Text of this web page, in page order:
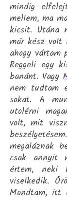
mindig
mellem, ma
kicsit. Utána
már kész volt
ahogy vártam
Reggeli egy
banánt. Vagy
nem tudtam
sokat. A
utolérni
volt, mit
megaláznak
csak annyit
értem, neki
viselkedik.
Mondtam, itt